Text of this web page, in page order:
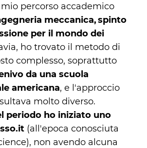
percorso accademico
meccanica, spinto
per il mondo dei
ho trovato il metodo di
complesso, soprattutto
da una scuola
americana, e l'approccio
molto diverso.
periodo ho iniziato uno
(all'epoca conosciuta
non avendo alcuna